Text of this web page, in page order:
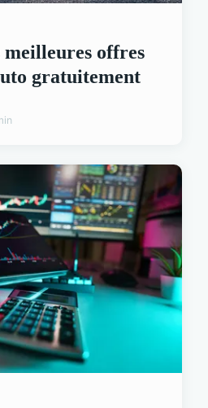
meilleures offres
gratuitement